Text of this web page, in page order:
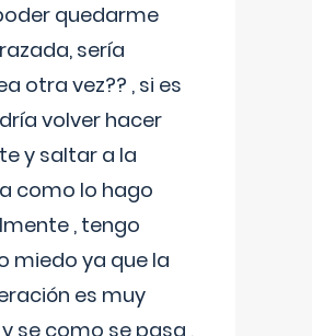
quedarme
sería
otra vez?? , si es
volver hacer
y saltar a la
como lo hago
, tengo
miedo ya que la
es muy
se como se pasa ,